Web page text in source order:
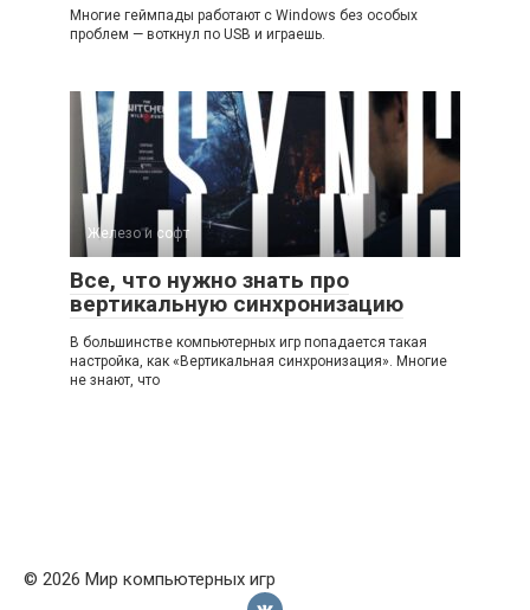
Многие геймпады работают с Windows без особых
проблем — воткнул по USB и играешь.
Железо и софт
Все, что нужно знать про
вертикальную синхронизацию
В большинстве компьютерных игр попадается такая
настройка, как «Вертикальная синхронизация». Многие
не знают, что
© 2026 Мир компьютерных игр